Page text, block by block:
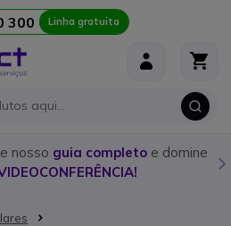
300 Linha gratuita
nosso guia completoe domine